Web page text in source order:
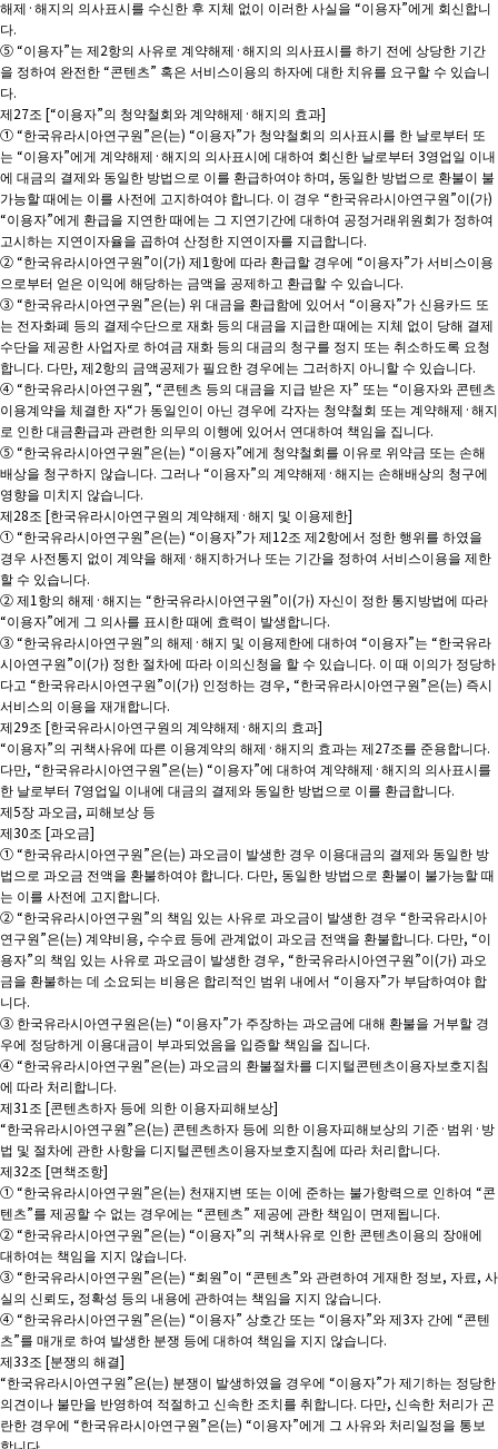
해제·해지의 의사표시를 수신한 후 지체 없이 이러한 사실을 “이용자”에게 회신합니
다.
⑤ “이용자”는 제2항의 사유로 계약해제·해지의 의사표시를 하기 전에 상당한 기간
을 정하여 완전한 “콘텐츠” 혹은 서비스이용의 하자에 대한 치유를 요구할 수 있습니
다.
제27조 [“이용자”의 청약철회와 계약해제·해지의 효과]
① “한국유라시아연구원”은(는) “이용자”가 청약철회의 의사표시를 한 날로부터 또
는 “이용자”에게 계약해제·해지의 의사표시에 대하여 회신한 날로부터 3영업일 이내
에 대금의 결제와 동일한 방법으로 이를 환급하여야 하며, 동일한 방법으로 환불이 불
가능할 때에는 이를 사전에 고지하여야 합니다. 이 경우 “한국유라시아연구원”이(가)
“이용자”에게 환급을 지연한 때에는 그 지연기간에 대하여 공정거래위원회가 정하여
고시하는 지연이자율을 곱하여 산정한 지연이자를 지급합니다.
② “한국유라시아연구원”이(가) 제1항에 따라 환급할 경우에 “이용자”가 서비스이용
으로부터 얻은 이익에 해당하는 금액을 공제하고 환급할 수 있습니다.
③ “한국유라시아연구원”은(는) 위 대금을 환급함에 있어서 “이용자”가 신용카드 또
는 전자화폐 등의 결제수단으로 재화 등의 대금을 지급한 때에는 지체 없이 당해 결제
수단을 제공한 사업자로 하여금 재화 등의 대금의 청구를 정지 또는 취소하도록 요청
합니다. 다만, 제2항의 금액공제가 필요한 경우에는 그러하지 아니할 수 있습니다.
④ “한국유라시아연구원”, “콘텐츠 등의 대금을 지급 받은 자” 또는 “이용자와 콘텐츠
이용계약을 체결한 자“가 동일인이 아닌 경우에 각자는 청약철회 또는 계약해제·해지
로 인한 대금환급과 관련한 의무의 이행에 있어서 연대하여 책임을 집니다.
⑤ “한국유라시아연구원”은(는) “이용자”에게 청약철회를 이유로 위약금 또는 손해
배상을 청구하지 않습니다. 그러나 “이용자”의 계약해제·해지는 손해배상의 청구에
영향을 미치지 않습니다.
제28조 [한국유라시아연구원의 계약해제·해지 및 이용제한]
① “한국유라시아연구원”은(는) “이용자”가 제12조 제2항에서 정한 행위를 하였을
경우 사전통지 없이 계약을 해제·해지하거나 또는 기간을 정하여 서비스이용을 제한
할 수 있습니다.
② 제1항의 해제·해지는 “한국유라시아연구원”이(가) 자신이 정한 통지방법에 따라
“이용자”에게 그 의사를 표시한 때에 효력이 발생합니다.
③ “한국유라시아연구원”의 해제·해지 및 이용제한에 대하여 “이용자”는 “한국유라
시아연구원”이(가) 정한 절차에 따라 이의신청을 할 수 있습니다. 이 때 이의가 정당하
다고 “한국유라시아연구원”이(가) 인정하는 경우, “한국유라시아연구원”은(는) 즉시
서비스의 이용을 재개합니다.
제29조 [한국유라시아연구원의 계약해제·해지의 효과]
“이용자”의 귀책사유에 따른 이용계약의 해제·해지의 효과는 제27조를 준용합니다.
다만, “한국유라시아연구원”은(는) “이용자”에 대하여 계약해제·해지의 의사표시를
한 날로부터 7영업일 이내에 대금의 결제와 동일한 방법으로 이를 환급합니다.
제5장 과오금, 피해보상 등
제30조 [과오금]
① “한국유라시아연구원”은(는) 과오금이 발생한 경우 이용대금의 결제와 동일한 방
법으로 과오금 전액을 환불하여야 합니다. 다만, 동일한 방법으로 환불이 불가능할 때
는 이를 사전에 고지합니다.
② “한국유라시아연구원”의 책임 있는 사유로 과오금이 발생한 경우 “한국유라시아
연구원”은(는) 계약비용, 수수료 등에 관계없이 과오금 전액을 환불합니다. 다만, “이
용자”의 책임 있는 사유로 과오금이 발생한 경우, “한국유라시아연구원”이(가) 과오
금을 환불하는 데 소요되는 비용은 합리적인 범위 내에서 “이용자”가 부담하여야 합
니다.
③ 한국유라시아연구원은(는) “이용자”가 주장하는 과오금에 대해 환불을 거부할 경
우에 정당하게 이용대금이 부과되었음을 입증할 책임을 집니다.
④ “한국유라시아연구원”은(는) 과오금의 환불절차를 디지털콘텐츠이용자보호지침
에 따라 처리합니다.
제31조 [콘텐츠하자 등에 의한 이용자피해보상]
“한국유라시아연구원”은(는) 콘텐츠하자 등에 의한 이용자피해보상의 기준·범위·방
법 및 절차에 관한 사항을 디지털콘텐츠이용자보호지침에 따라 처리합니다.
제32조 [면책조항]
① “한국유라시아연구원”은(는) 천재지변 또는 이에 준하는 불가항력으로 인하여 “콘
텐츠”를 제공할 수 없는 경우에는 “콘텐츠” 제공에 관한 책임이 면제됩니다.
② “한국유라시아연구원”은(는) “이용자”의 귀책사유로 인한 콘텐츠이용의 장애에
대하여는 책임을 지지 않습니다.
③ “한국유라시아연구원”은(는) “회원”이 “콘텐츠”와 관련하여 게재한 정보, 자료, 사
실의 신뢰도, 정확성 등의 내용에 관하여는 책임을 지지 않습니다.
④ “한국유라시아연구원”은(는) “이용자” 상호간 또는 “이용자”와 제3자 간에 “콘텐
츠”를 매개로 하여 발생한 분쟁 등에 대하여 책임을 지지 않습니다.
제33조 [분쟁의 해결]
“한국유라시아연구원”은(는) 분쟁이 발생하였을 경우에 “이용자”가 제기하는 정당한
의견이나 불만을 반영하여 적절하고 신속한 조치를 취합니다. 다만, 신속한 처리가 곤
란한 경우에 “한국유라시아연구원”은(는) “이용자”에게 그 사유와 처리일정을 통보